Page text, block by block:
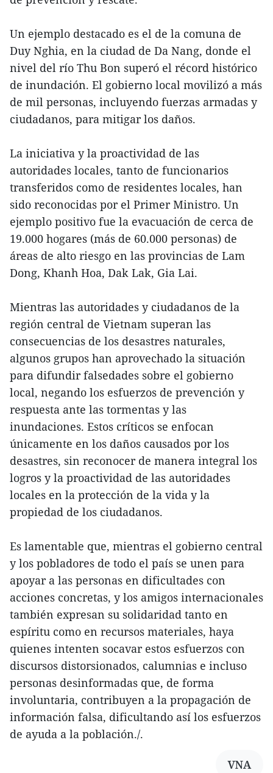
Un ejemplo destacado es el de la comuna de
Duy Nghia, en la ciudad de Da Nang, donde el
nivel del río Thu Bon superó el récord histórico
de inundación. El gobierno local movilizó a más
de mil personas, incluyendo fuerzas armadas y
ciudadanos, para mitigar los daños.
La iniciativa y la proactividad de las
autoridades locales, tanto de funcionarios
transferidos como de residentes locales, han
sido reconocidas por el Primer Ministro. Un
ejemplo positivo fue la evacuación de cerca de
19.000 hogares (más de 60.000 personas) de
áreas de alto riesgo en las provincias de Lam
Dong, Khanh Hoa, Dak Lak, Gia Lai.
Mientras las autoridades y ciudadanos de la
región central de Vietnam superan las
consecuencias de los desastres naturales,
algunos grupos han aprovechado la situación
para difundir falsedades sobre el gobierno
local, negando los esfuerzos de prevención y
respuesta ante las tormentas y las
inundaciones. Estos críticos se enfocan
únicamente en los daños causados por los
desastres, sin reconocer de manera integral los
logros y la proactividad de las autoridades
locales en la protección de la vida y la
propiedad de los ciudadanos.
Es lamentable que, mientras el gobierno central
y los pobladores de todo el país se unen para
apoyar a las personas en dificultades con
acciones concretas, y los amigos internacionales
también expresan su solidaridad tanto en
espíritu como en recursos materiales, haya
quienes intenten socavar estos esfuerzos con
discursos distorsionados, calumnias e incluso
personas desinformadas que, de forma
involuntaria, contribuyen a la propagación de
información falsa, dificultando así los esfuerzos
de ayuda a la población./.
VNA